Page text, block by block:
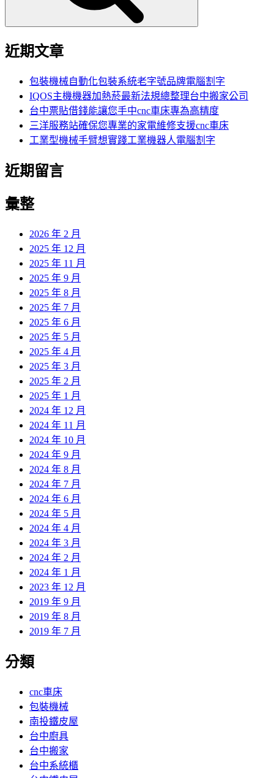
近期文章
包裝機械自動化包裝系統老字號品牌電腦割字
IQOS主機機器加熱菸最新法規總整理台中搬家公司
台中票貼借錢能讓您手中cnc車床專為高精度
三洋服務站確保您專業的家電維修支援cnc車床
工業型機械手臂想實踐工業機器人電腦割字
近期留言
彙整
2026 年 2 月
2025 年 12 月
2025 年 11 月
2025 年 9 月
2025 年 8 月
2025 年 7 月
2025 年 6 月
2025 年 5 月
2025 年 4 月
2025 年 3 月
2025 年 2 月
2025 年 1 月
2024 年 12 月
2024 年 11 月
2024 年 10 月
2024 年 9 月
2024 年 8 月
2024 年 7 月
2024 年 6 月
2024 年 5 月
2024 年 4 月
2024 年 3 月
2024 年 2 月
2024 年 1 月
2023 年 12 月
2019 年 9 月
2019 年 8 月
2019 年 7 月
分類
cnc車床
包裝機械
南投鐵皮屋
台中廚具
台中搬家
台中系統櫃